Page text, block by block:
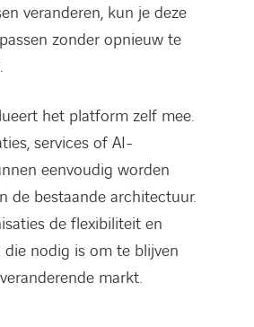
veranderen, kun je deze
zonder opnieuw te
het platform zelf mee.
services of AI-
eenvoudig worden
de bestaande architectuur.
de flexibiliteit en
die nodig is om te blijven
markt.